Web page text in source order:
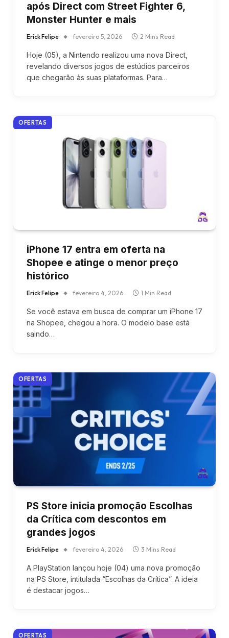
após Direct com Street Fighter 6,
Monster Hunter e mais
Erick Felipe fevereiro 5, 2026 2 Mins Read
Hoje (05), a Nintendo realizou uma nova Direct,
revelando diversos jogos de estúdios parceiros
que chegarão às suas plataformas. Para…
OFERTAS
iPhone 17 entra em oferta na
Shopee e atinge o menor preço
histórico
Erick Felipe fevereiro 4, 2026 1 Min Read
Se você estava em busca de comprar um iPhone 17
na Shopee, chegou a hora. O modelo base está
saindo…
OFERTAS
PS Store inicia promoção Escolhas
da Crítica com descontos em
grandes jogos
Erick Felipe fevereiro 4, 2026 3 Mins Read
A PlayStation lançou hoje (04) uma nova promoção
na PS Store, intitulada “Escolhas da Crítica”. A ideia
é destacar jogos…
OFERTAS